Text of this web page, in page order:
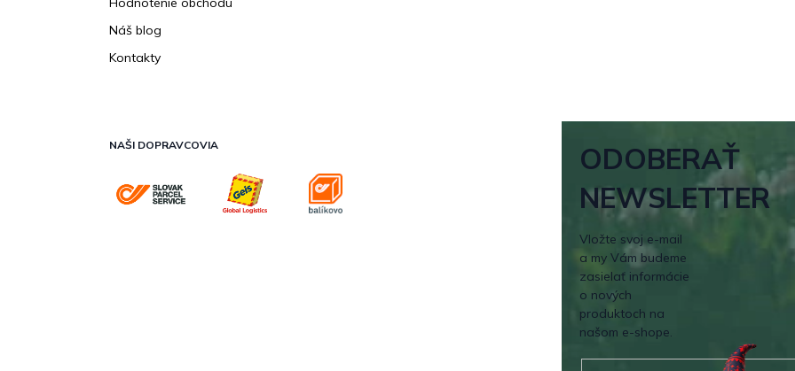
Náš blog
Kontakty
NAŠI DOPRAVCOVIA
ODOBERAŤ
NEWSLETTER
Vložte svoj e-mail
a my Vám budeme
zasielať informácie
o nových
produktoch na
našom e-shope.